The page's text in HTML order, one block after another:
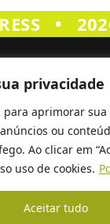
privacidade
para aprimorar
ou
Ao clicar em
uso de cookies.
Aceitar tudo
•
Siga Nos
Reservados A